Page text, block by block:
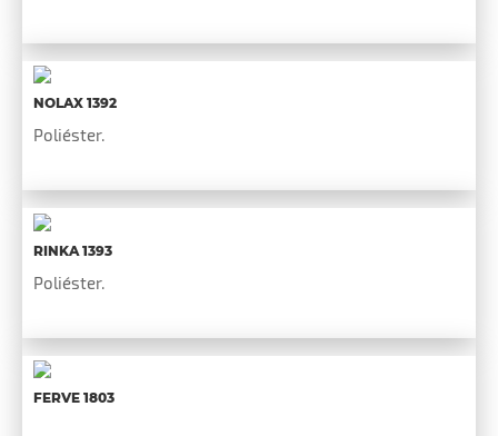
NOLAX 1392
Poli­éster.
RINKA 1393
Poliéster.
FERVE 1803